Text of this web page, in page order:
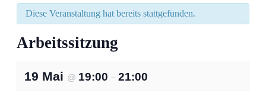
Diese Veranstaltung hat bereits stattgefunden.
Arbeitssitzung
19 Mai @ 19:00 – 21:00